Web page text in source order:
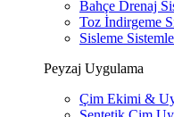
Bahçe Drenaj
Toz İndirgeme
Sisleme
Peyzaj Uygulama
Çim Ekimi &